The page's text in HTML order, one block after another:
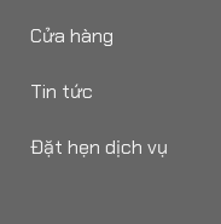
Cửa hàng
Tin tức
Đặt hẹn dịch vụ